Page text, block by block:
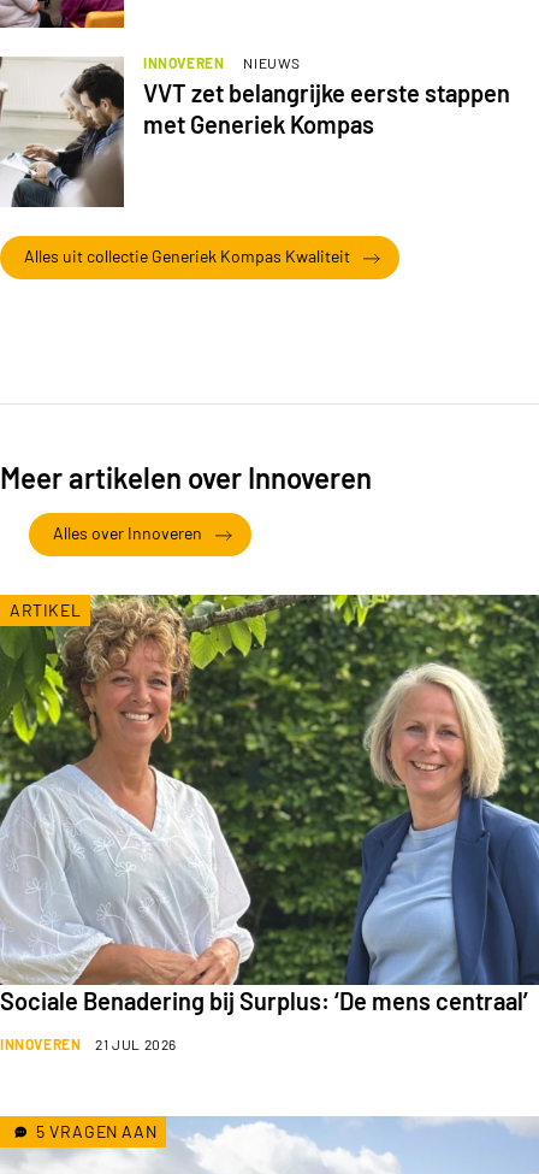
INNOVEREN NIEUWS
VVT zet belangrijke eerste stappen
met Generiek Kompas
Alles uit collectie Generiek Kompas Kwaliteit
Meer artikelen over Innoveren
Alles over Innoveren
INNOVEREN 21 JUL 2026
Sociale Benadering bij Surplus: ‘De mens centraal’
ARTIKEL
5 VRAGEN AAN